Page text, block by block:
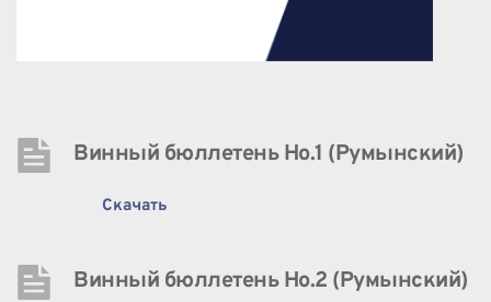
Винный бюллетень Нo.1 (Румынский)
Скачать
Винный бюллетень Нo.2 (Румынский)